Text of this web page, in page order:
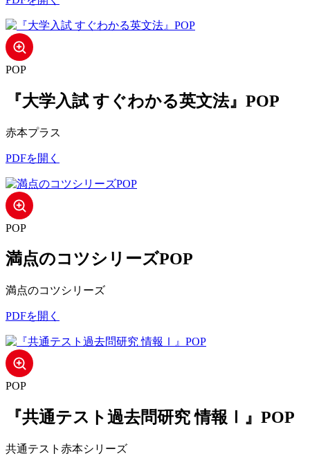
POP
『大学入試 すぐわかる英文法』POP
赤本プラス
PDFを開く
POP
満点のコツシリーズPOP
満点のコツシリーズ
PDFを開く
POP
『共通テスト過去問研究 情報Ⅰ』POP
共通テスト赤本シリーズ